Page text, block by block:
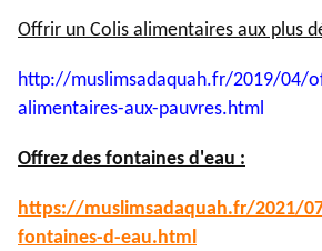
Offrir un Colis alimentaires aux plus
http://muslimsadaquah.fr/2019/04/
alimentaires-aux-pauvres.html
Offrez des fontaines d'eau :
https://muslimsadaquah.fr/2021/
fontaines-d-eau.html